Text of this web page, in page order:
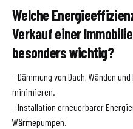
Welche
Verkauf einer
besonders wichtig?
– Dämmung von Dach, Wänden
minimieren.
– Installation erneuerbarer
Wärmepumpen.